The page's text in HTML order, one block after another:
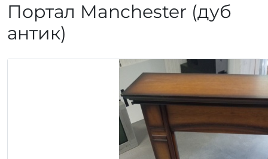
Портал Manchester (дуб
антик)